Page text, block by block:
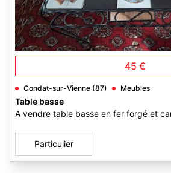
45 €
Condat-sur-Vienne (87) Meubles
Table basse
A vendre table basse en fer forgé et
Particulier